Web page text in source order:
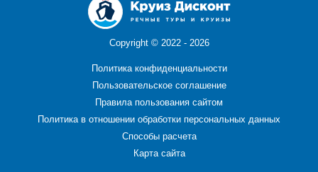
Copyright © 2022 - 2026
Политика конфиденциальности
Пользовательское соглашение
Правила пользования сайтом
Политика в отношении обработки персональных данных
Способы расчета
Карта сайта